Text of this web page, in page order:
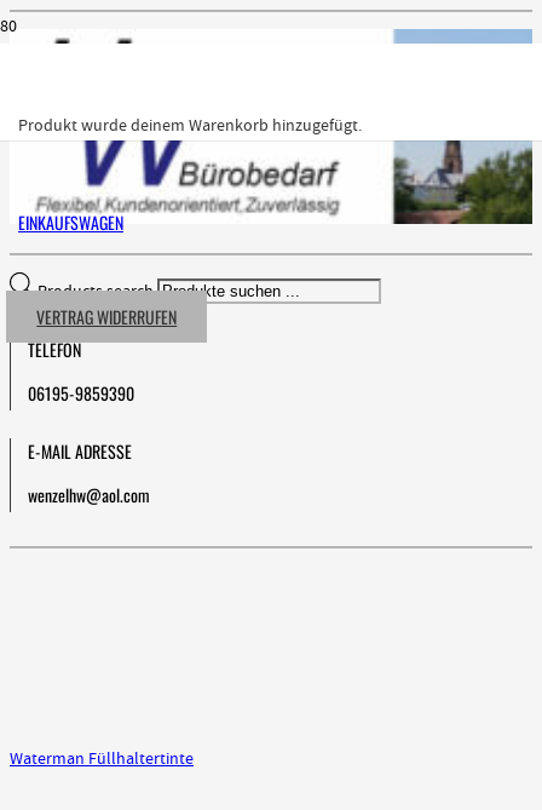
Produktwurde deinem Warenkorb hinzugefügt.
EINKAUFSWAGEN
VERTRAG WIDERRUFEN
Products search
TELEFON
06195-9859390
E-MAIL ADRESSE
wenzelhw@aol.com
Waterman Füllhaltertinte